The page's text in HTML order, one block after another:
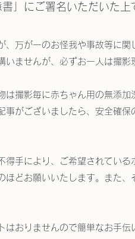
」にご署名いただいた上
万が一のお怪我や事故等に
ませんが、必ずお一人は撮
は撮影毎に赤ちゃん用の無添
事がございましたら、安全確
手により、ご希望されてい
どお願いいたします。また
おりませんので簡単なお手